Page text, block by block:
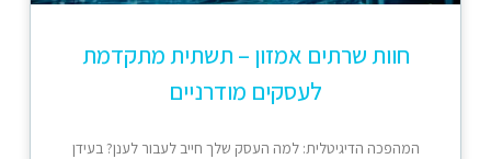
חוות שרתים אמזון – תשתית מתקדמת
לעסקים מודרניים
המהפכה הדיגיטלית: למה העסק שלך חייב לעבור לענן? בעידן